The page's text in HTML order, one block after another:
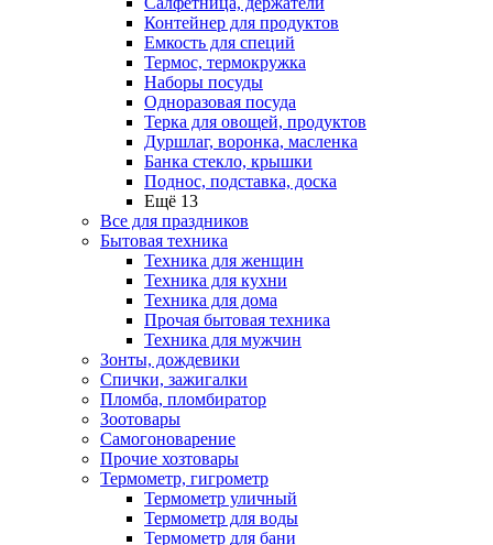
Контейнер для продуктов
Емкость для специй
Термос, термокружка
Наборы посуды
Одноразовая посуда
Терка для овощей, продуктов
Дуршлаг, воронка, масленка
Банка стекло, крышки
Поднос, подставка, доска
Ещё 13
Все для праздников
Бытовая техника
Техника для женщин
Техника для кухни
Техника для дома
Прочая бытовая техника
Техника для мужчин
Зонты, дождевики
Спички, зажигалки
Пломба, пломбиратор
Зоотовары
Самогоноварение
Прочие хозтовары
Термометр, гигрометр
Термометр уличный
Термометр для воды
Термометр для бани